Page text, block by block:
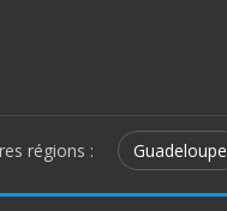
régions : Guadeloupe